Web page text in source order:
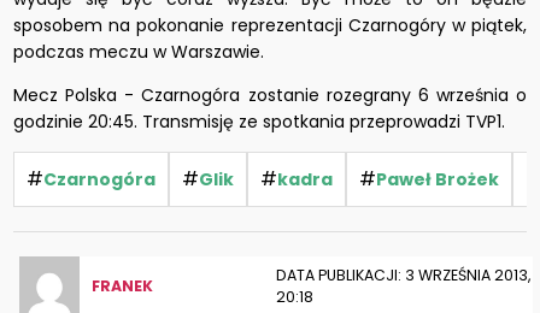
sposobem na pokonanie reprezentacji Czarnogóry w piątek,
podczas meczu w Warszawie.
Mecz Polska - Czarnogóra zostanie rozegrany 6 września o
godzinie 20:45. Transmisję ze spotkania przeprowadzi TVP1.
#Czarnogóra #Glik #kadra #Paweł Brożek
FRANEK
DATA PUBLIKACJI: 3 WRZEŚNIA 2013,
20:18